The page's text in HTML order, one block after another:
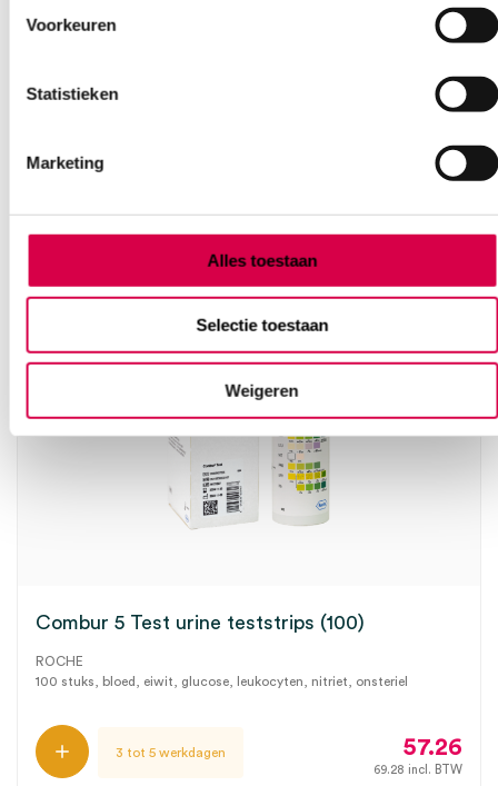
Voorkeuren
Statistieken
Marketing
Alles toestaan
Selectie toestaan
Weigeren
Combur 5 Test urine teststrips (100)
ROCHE
100 stuks, bloed, eiwit, glucose, leukocyten, nitriet, onsteriel
3 tot 5 werkdagen 57.26
69.28 incl. BTW